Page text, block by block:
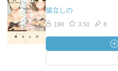
揚立しの
198 3.50 6